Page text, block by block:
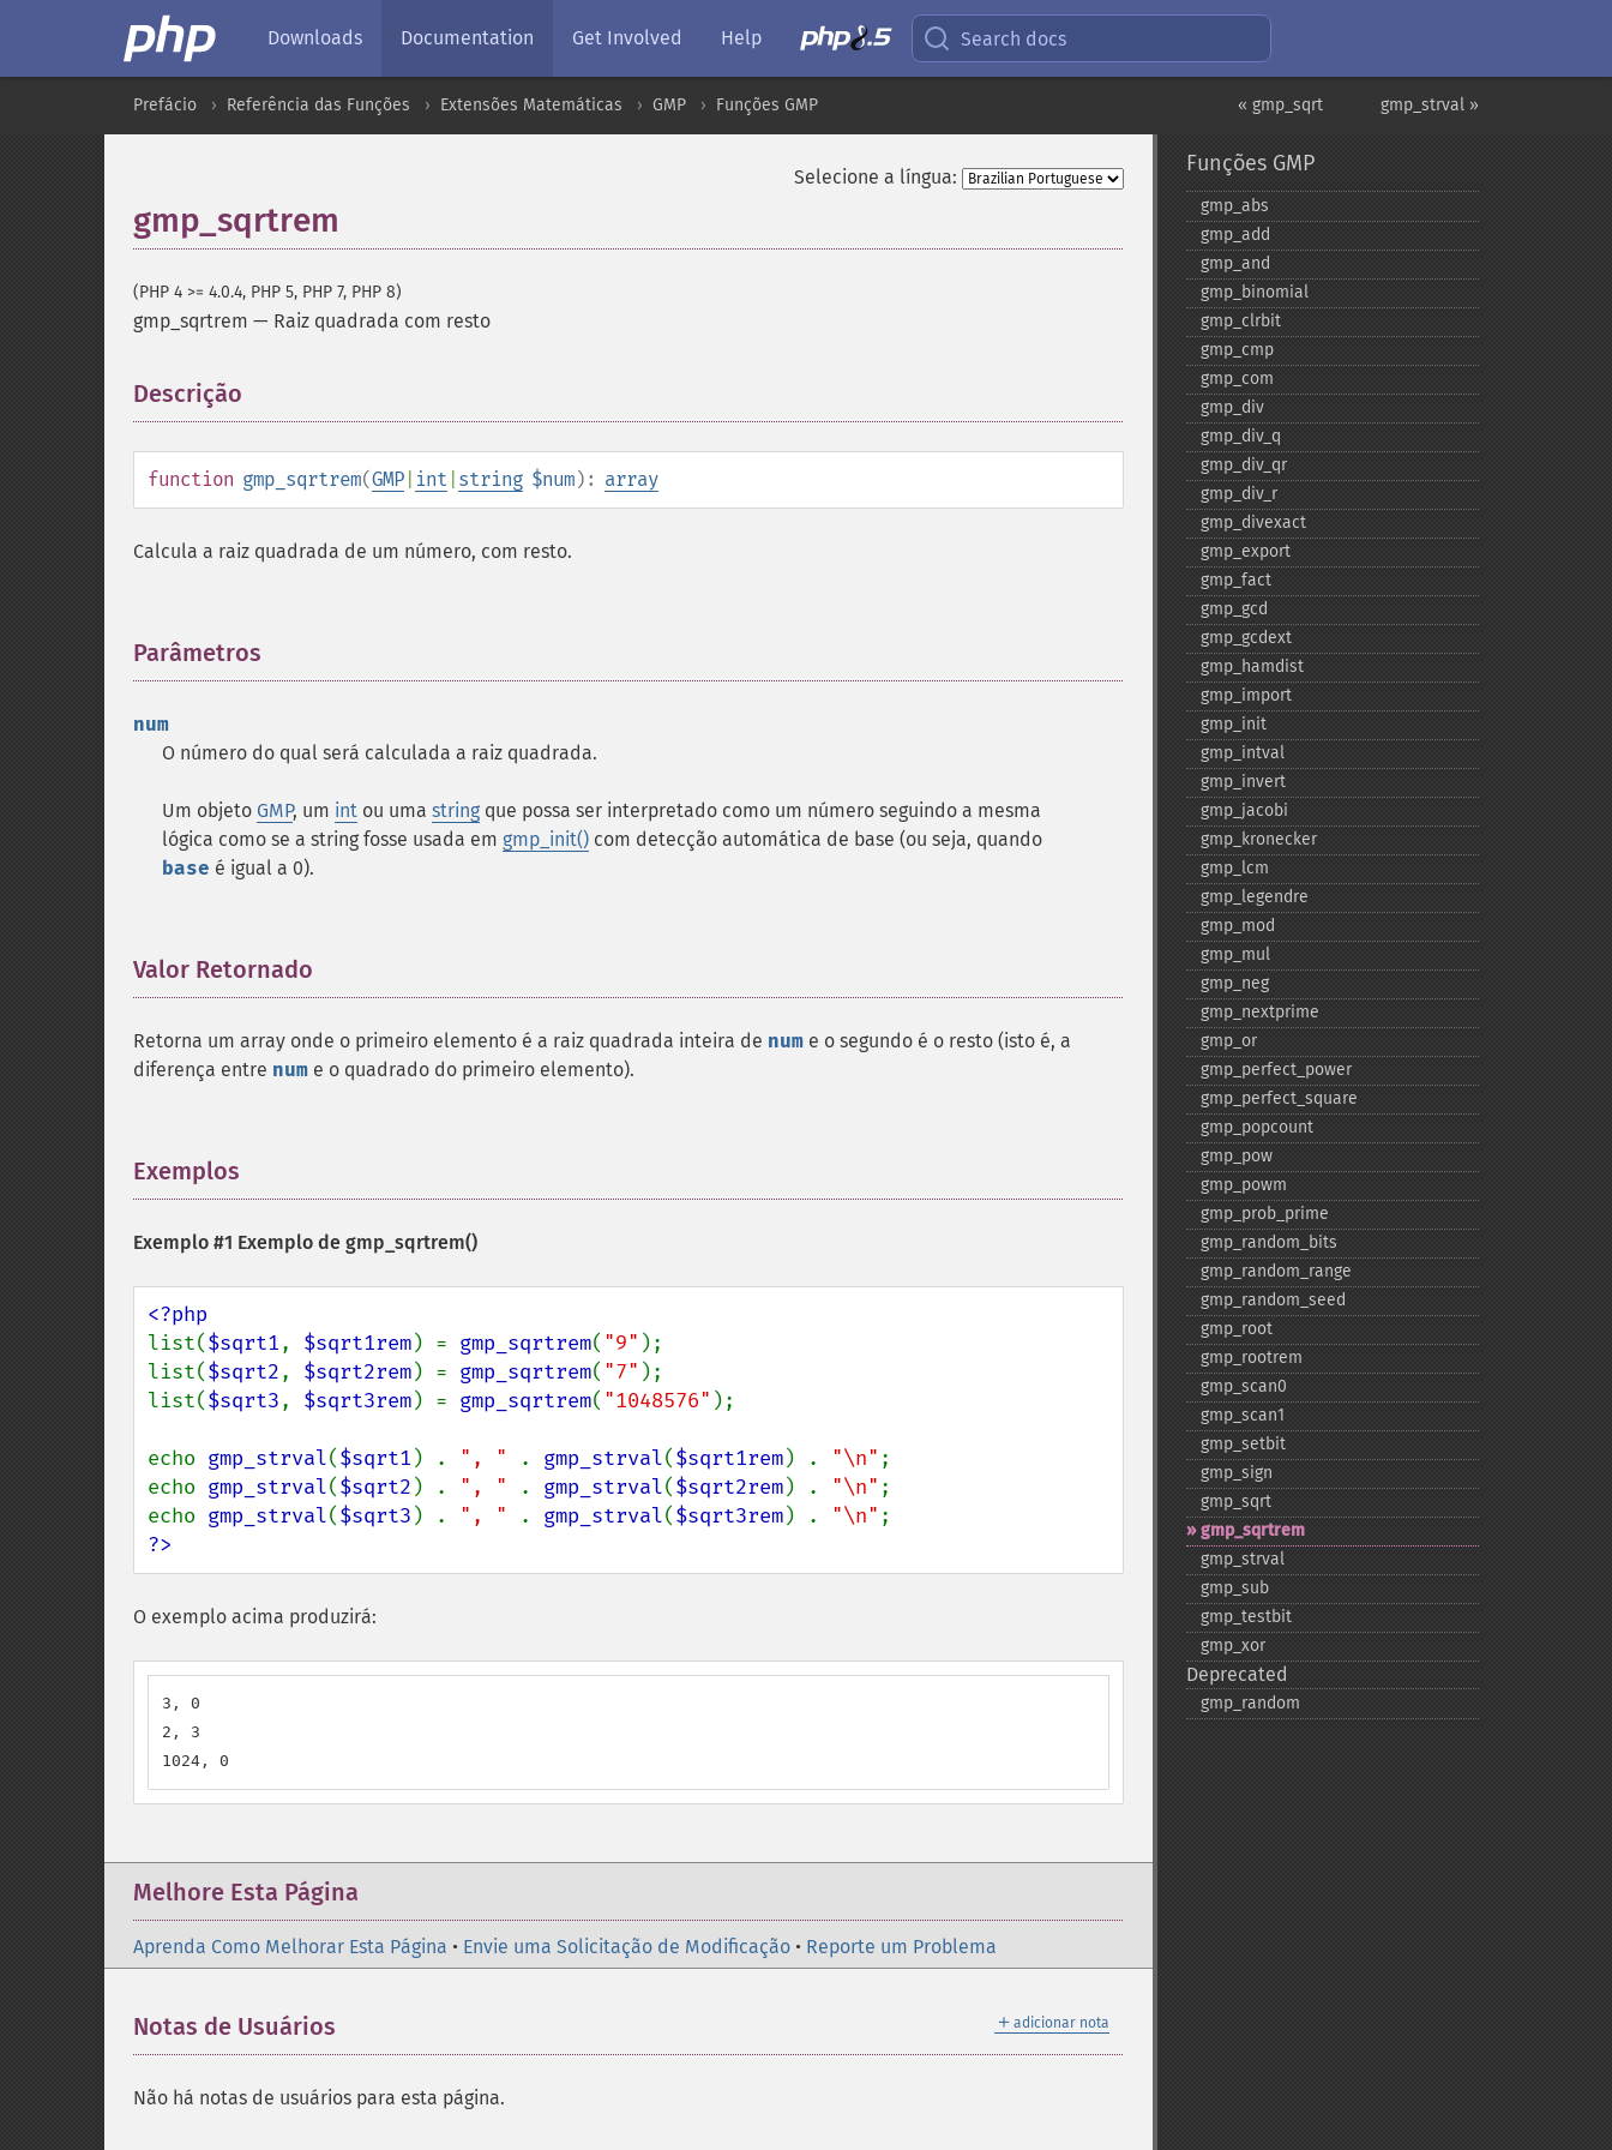
Downloads Documentation Get Involved Help Search docs
gmp_strval »
« gmp_sqrt
Prefácio Referência das Funções Extensões Matemáticas GMP Funções GMP
Selecione a língua:
gmp_sqrtrem
(PHP 4 >= 4.0.4, PHP 5, PHP 7, PHP 8)
gmp_sqrtrem — Raiz quadrada com resto
Descrição
function gmp_sqrtrem(GMP int string $num): array
Calcula a raiz quadrada de um número, com resto.
Parâmetros
num
O número do qual será calculada a raiz quadrada.
Um objeto GMP, um int ou uma string que possa ser interpretado como um número seguindo a mesma
lógica como se a string fosse usada em gmp_init() com detecção automática de base (ou seja, quando
base é igual a 0).
Valor Retornado
Retorna um array onde o primeiro elemento é a raiz quadrada inteira de num e o segundo é o resto (isto é, a
diferença entre num e o quadrado do primeiro elemento).
Exemplos
Exemplo #1 Exemplo de gmp_sqrtrem()
list($sqrt1, $sqrt1rem) = gmp_sqrtrem( "9" );
list($sqrt2, $sqrt2rem) = gmp_sqrtrem( "7" );
list($sqrt3, $sqrt3rem) = gmp_sqrtrem( "1048576" );
echo gmp_strval($sqrt1 ) . ", " . gmp_strval($sqrt1rem) . "\n" ;
echo gmp_strval($sqrt2 ) . ", " . gmp_strval($sqrt2rem) . "\n" ;
echo gmp_strval($sqrt3 ) . ", " . gmp_strval($sqrt3rem) . "\n"
?>
O exemplo acima produzirá:
3, 0
2, 3
1024, 0
Melhore Esta Página
Aprenda Como Melhorar Esta Página • Envie uma Solicitação de Modificação • Reporte um Problema
＋ adicionar nota
Notas de Usuários
Não há notas de usuários para esta página.
Funções GMP
gmp_​abs
gmp_​add
gmp_​and
gmp_​binomial
gmp_​clrbit
gmp_​cmp
gmp_​com
gmp_​div
gmp_​div_​q
gmp_​div_​qr
gmp_​div_​r
gmp_​divexact
gmp_​export
gmp_​fact
gmp_​gcd
gmp_​gcdext
gmp_​hamdist
gmp_​import
gmp_​init
gmp_​intval
gmp_​invert
gmp_​jacobi
gmp_​kronecker
gmp_​lcm
gmp_​legendre
gmp_​mod
gmp_​mul
gmp_​neg
gmp_​nextprime
gmp_​or
gmp_​perfect_​power
gmp_​perfect_​square
gmp_​popcount
gmp_​pow
gmp_​powm
gmp_​prob_​prime
gmp_​random_​bits
gmp_​random_​range
gmp_​random_​seed
gmp_​root
gmp_​rootrem
gmp_​scan0
gmp_​scan1
gmp_​setbit
gmp_​sign
gmp_​sqrt
gmp_​sqrtrem
gmp_​strval
gmp_​sub
gmp_​testbit
gmp_​xor
Deprecated
gmp_​random